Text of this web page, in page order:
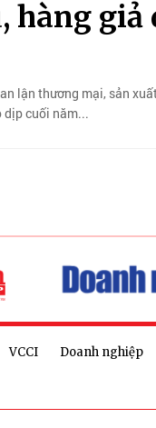
hàng
lận thương mại, sản
dịp cuối năm...
VCCI Doanh nghiệp